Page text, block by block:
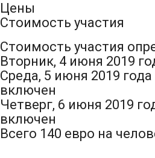
Цены
Стоимость участия
Стоимость участия
Вторник, 4 июня 2019
Среда, 5 июня 2019
включен
Четверг, 6 июня 2019
включен
Всего 140 евро на